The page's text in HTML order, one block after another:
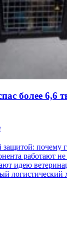
более 6,6
почему
работают
идею
логистический